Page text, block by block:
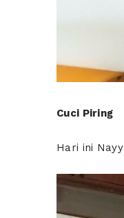
Cuci Piring
Hari ini